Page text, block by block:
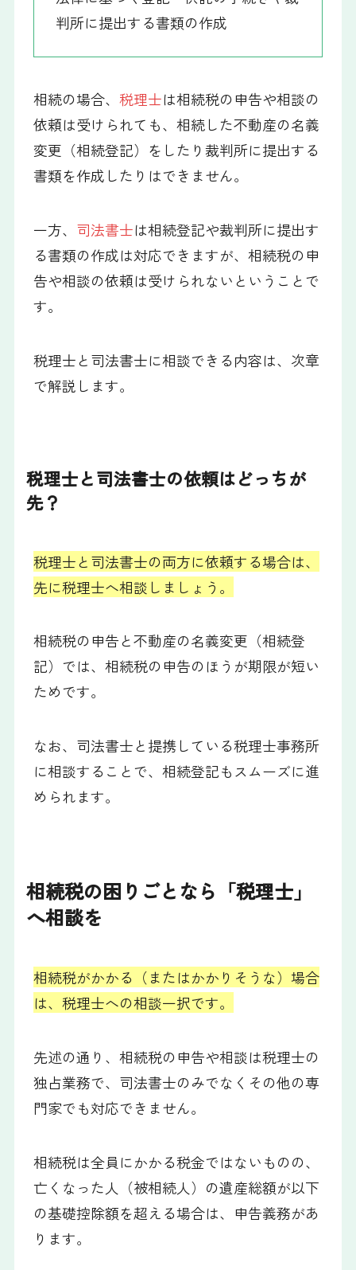
判所に提出する書類の作成
相続の場合、税理士は相続税の申告や相談の
依頼は受けられても、相続した不動産の名義
変更（相続登記）をしたり裁判所に提出する
書類を作成したりはできません。
一方、 司法書士は相続登記や裁判所に提出す
る書類の作成は対応できますが、相続税の申
告や相談の依頼は受けられないということで
す。
税理士と司法書士に相談できる内容は、次章
で解説します。
税理士と司法書士の依頼はどっちが
先？
税理士と司法書士の両方に依頼する場合は、
先に税理士へ相談しましょう。
相続税の申告と不動産の名義変更（相続登
記）では、相続税の申告のほうが期限が短い
ためです。
なお、司法書士と提携している税理士事務所
に相談することで、相続登記もスムーズに進
められます。
相続税の困りごとなら「税理士」
へ相談を
相続税がかかる（またはかかりそうな）場合
は、税理士への相談一択です。
先述の通り、相続税の申告や相談は税理士の
独占業務で、司法書士のみでなくその他の専
門家でも対応できません。
相続税は全員にかかる税金ではないものの、
亡くなった人（被相続人）の遺産総額が以下
の基礎控除額を超える場合は、申告義務があ
ります。